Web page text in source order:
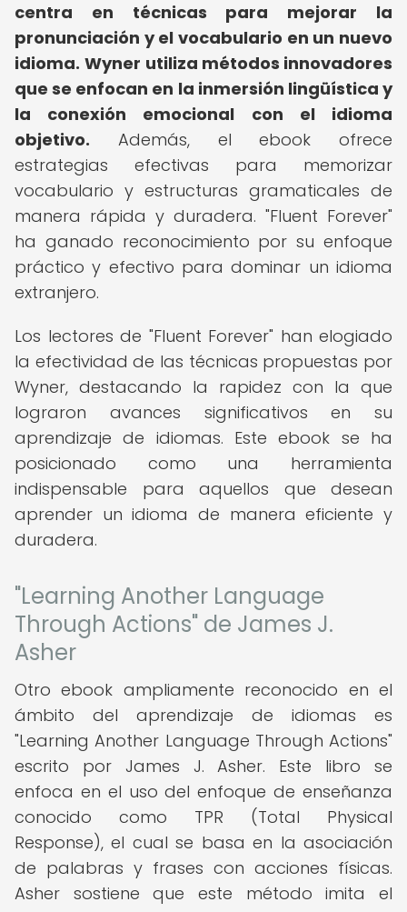
centra en técnicas para mejorar la
pronunciación y el vocabulario en un nuevo
idioma. Wyner utiliza métodos innovadores
que se enfocan en la inmersión lingüística y
la conexión emocional con el idioma
objetivo. Además, el ebook ofrece
estrategias efectivas para memorizar
vocabulario y estructuras gramaticales de
manera rápida y duradera. "Fluent Forever"
ha ganado reconocimiento por su enfoque
práctico y efectivo para dominar un idioma
extranjero.
Los lectores de "Fluent Forever" han elogiado
la efectividad de las técnicas propuestas por
Wyner, destacando la rapidez con la que
lograron avances significativos en su
aprendizaje de idiomas. Este ebook se ha
posicionado como una herramienta
indispensable para aquellos que desean
aprender un idioma de manera eficiente y
duradera.
"Learning Another Language
Through Actions" de James J.
Asher
Otro ebook ampliamente reconocido en el
ámbito del aprendizaje de idiomas es
"Learning Another Language Through Actions"
escrito por James J. Asher. Este libro se
enfoca en el uso del enfoque de enseñanza
conocido como TPR (Total Physical
Response), el cual se basa en la asociación
de palabras y frases con acciones físicas.
Asher sostiene que este método imita el